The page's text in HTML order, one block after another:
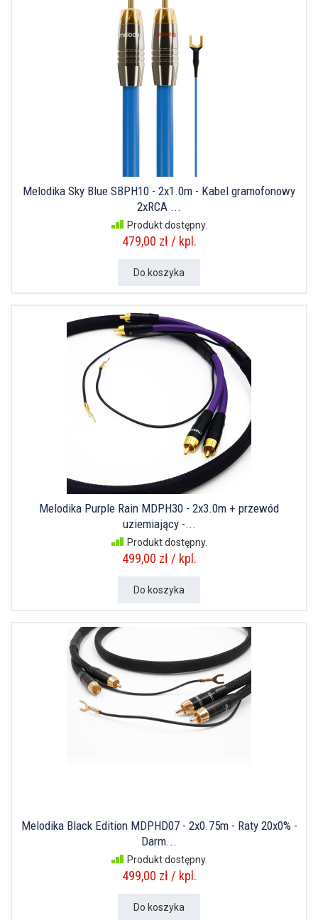
Melodika Sky Blue SBPH10 - 2x1.0m - Kabel gramofonowy
2xRCA ...
Produkt dostępny.
479,00 zł / kpl.
Do koszyka
Melodika Purple Rain MDPH30 - 2x3.0m + przewód
uziemiający -...
Produkt dostępny.
499,00 zł / kpl.
Do koszyka
Melodika Black Edition MDPHD07 - 2x0.75m - Raty 20x0% -
Darm...
Produkt dostępny.
499,00 zł / kpl.
Do koszyka